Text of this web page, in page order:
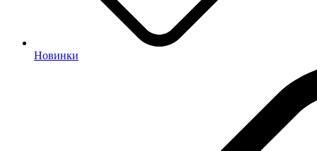
Новинки